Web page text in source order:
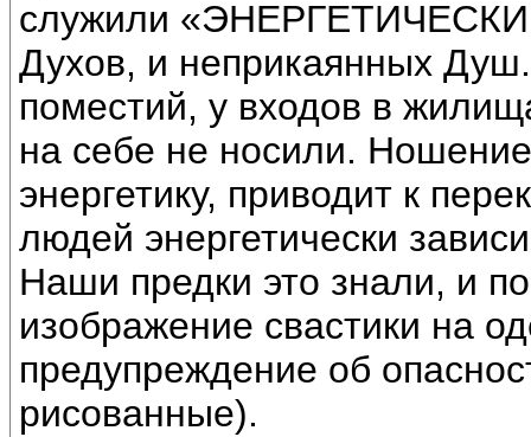
служили
Духов, и неприкаянных
поместий, у входов в
на себе не носили.
энергетику, приводит к
людей энергетически
Наши предки это знали, и
изображение свастики на
предупреждение об
рисованные).